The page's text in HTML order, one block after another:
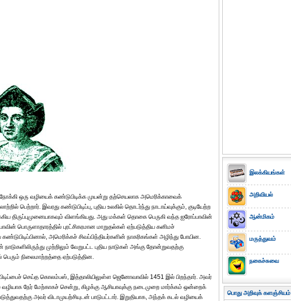
ஒரு வழியைக் கண்டுபிடிக்க முயன்று தற்செயலாக அமெரிக்காவைக்
பெற்றார். இவரது கண்டுபிடிப்பு, புதிய உலகில் தொடர்ந்து நாடாய்வுக்கும், குடியேற்ற
திருப்புமுனையாகவும் விளங்கியது. அது மக்கள் தொகை பெருகி வந்த ஐரோப்பாவின்
பொருளாதாரத்தில் புரட்சிகரமான மாறுதல்கள் ஏற்படுத்திய கனிமச்
அமெரிக்கச் சிவப்பிந்தியர்களின் நாகரிகங்கள் அழிந்து போயின.
முற்றிலும் வேறுபட்ட புதிய நாடுகள் அங்கு தோன்றுவதற்கு
பெரும் நிலைமாற்றத்தை ஏற்படுத்தின.
செய்த கொலம்பஸ், இத்தாலியிலுள்ள ஜெனோவாவில் 1451 இல் பிறந்தார். அவர்
நேர் மேற்காகச் சென்று, கிழக்கு ஆசியாவுக்கு நடைமுறை மார்க்கம் ஒன்றைக்
அவர் விடாமுயற்சியுடன் பாடுபட்டார். இறுதியாக, அந்தக் கடல் வழியைக்
இலக்கியங்கள்
அறிவியல்
ஆன்மிகம்
மருத்துவம்
நகைச்சுவை
பொது அறிவுக் களஞ்சியம்